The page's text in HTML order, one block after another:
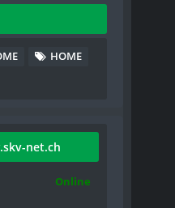
HOME
net.ch
Online